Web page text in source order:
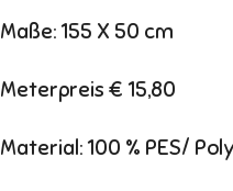
Maße: 155 X 50 cm
Meterpreis € 15,80
Material: 100 % PES/